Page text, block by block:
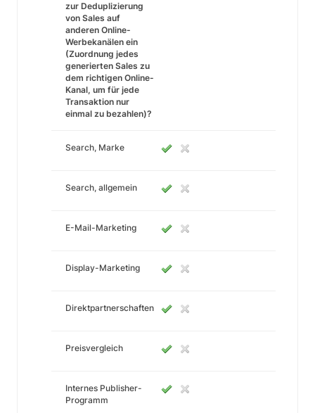
zur Deduplizierung
von Sales auf
anderen Online-
Werbekanälen ein
(Zuordnung jedes
generierten Sales zu
dem richtigen Online-
Kanal, um für jede
Transaktion nur
einmal zu bezahlen)?
Search, Marke
Search, allgemein
E-Mail-Marketing
Display-Marketing
Direktpartnerschaften
Preisvergleich
Internes Publisher-
Programm